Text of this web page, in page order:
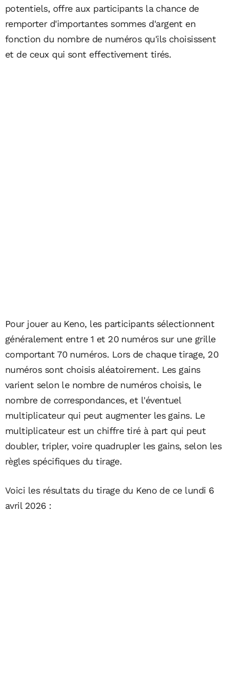
potentiels, offre aux participants la chance de
remporter d'importantes sommes d'argent en
fonction du nombre de numéros qu'ils choisissent
et de ceux qui sont effectivement tirés.
Pour jouer au Keno, les participants sélectionnent
généralement entre 1 et 20 numéros sur une grille
comportant 70 numéros. Lors de chaque tirage, 20
numéros sont choisis aléatoirement. Les gains
varient selon le nombre de numéros choisis, le
nombre de correspondances, et l'éventuel
multiplicateur qui peut augmenter les gains. Le
multiplicateur est un chiffre tiré à part qui peut
doubler, tripler, voire quadrupler les gains, selon les
règles spécifiques du tirage.
Voici les résultats du tirage du Keno de ce lundi 6
avril 2026 :